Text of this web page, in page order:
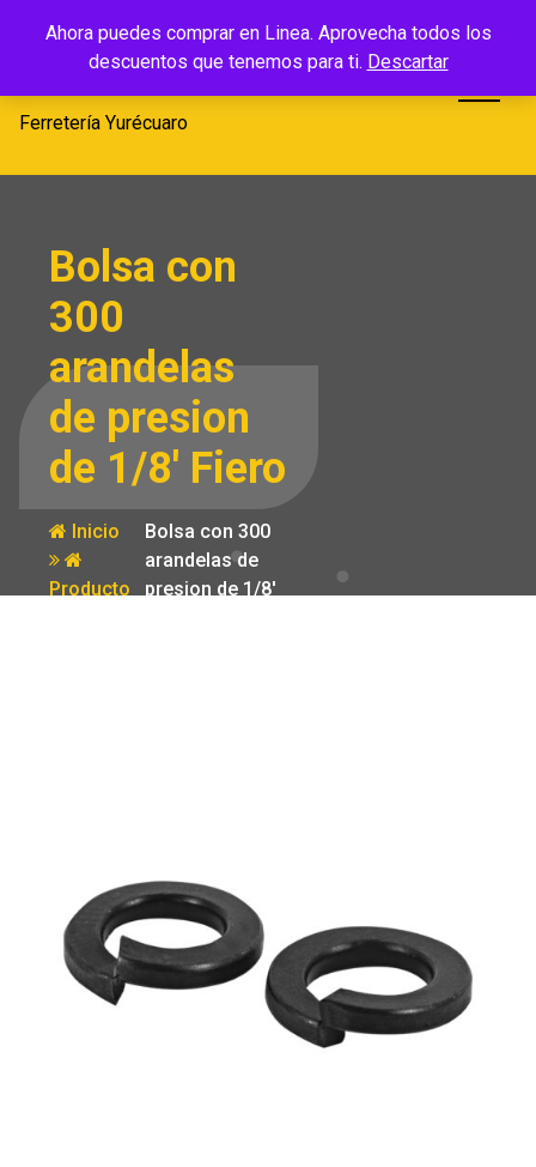
Ahora puedes comprar en Linea. Aprovecha todos los
descuentos que tenemos para ti. Descartar
Ferretería
Yurécuaro
Ferretería Yurécuaro
Bolsa con
300
arandelas
de presion
de 1/8′ Fiero
Inicio
Producto
Bolsa con 300
arandelas de
presion de 1/8′